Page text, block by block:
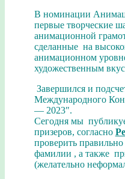
В номинации
первые творческие
анимационной
сделанные на
анимационном
художественным
Завершился и
Международного
— 2023″.
Сегодня мы
призеров, согласно
проверить
фамилии , а также
(желательно